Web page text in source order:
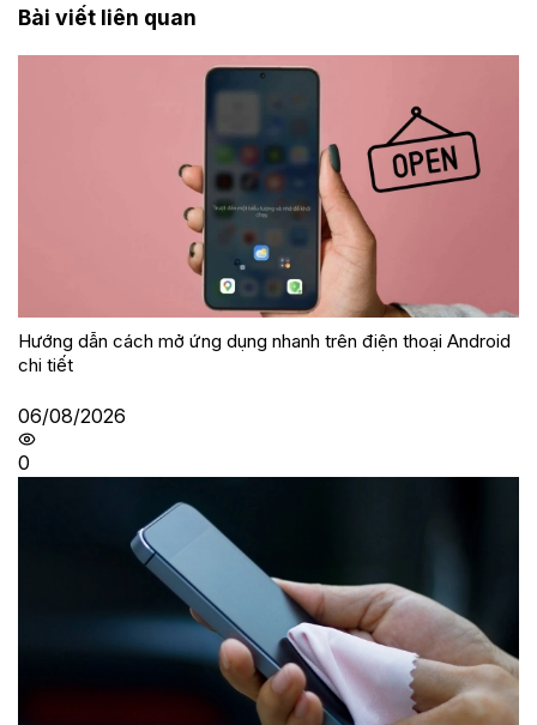
Bài viết liên quan
Hướng dẫn cách mở ứng dụng nhanh trên điện thoại Android
chi tiết
06/08/2026
0